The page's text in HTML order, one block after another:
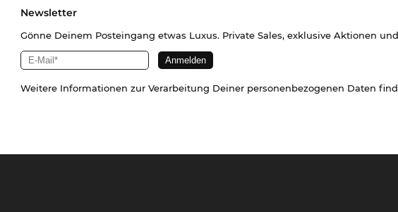
Newsletter
Gönne Deinem Posteingang etwas Luxus. Private Sales, exklusive Aktionen
Weitere Informationen zur Verarbeitung Deiner personenbezogenen Daten